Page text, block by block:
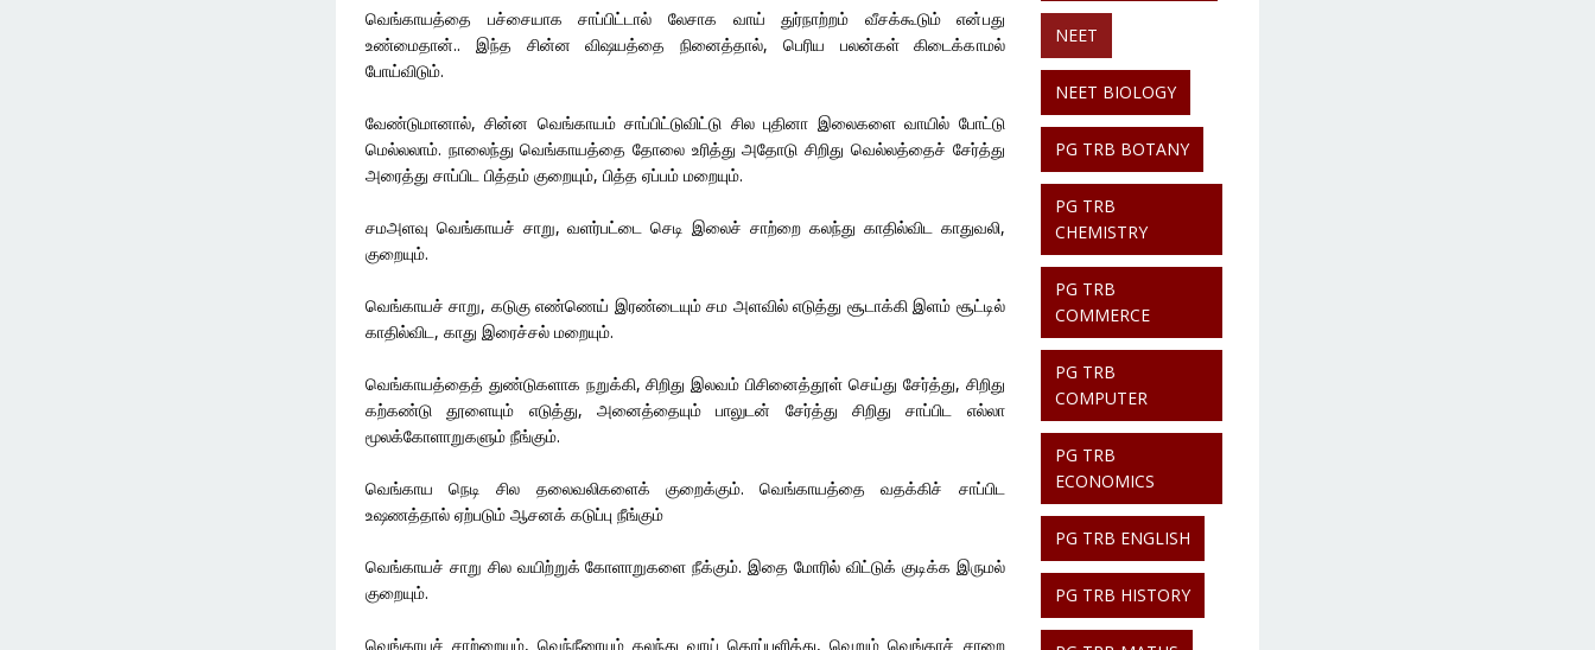
வெங்காயத்தை பச்சையாக சாப்பிட்டால் லேசாக வாய் துர்நாற்றம் வீசக்கூடும் என்பது
உண்மைதான்.. இந்த சின்ன விஷயத்தை நினைத்தால், பெரிய பலன்கள் கிடைக்காமல்
போய்விடும்.
வேண்டுமானால், சின்ன வெங்காயம் சாப்பிட்டுவிட்டு சில புதினா இலைகளை வாயில் போட்டு
மெல்லலாம். நாலைந்து வெங்காயத்தை தோலை உரித்து அதோடு சிறிது வெல்லத்தைச் சேர்த்து
அரைத்து சாப்பிட பித்தம் குறையும், பித்த ஏப்பம் மறையும்.
சமஅளவு வெங்காயச் சாறு, வளர்பட்டை செடி இலைச் சாற்றை கலந்து காதில்விட காதுவலி,
குறையும்.
வெங்காயச் சாறு, கடுகு எண்ணெய் இரண்டையும் சம அளவில் எடுத்து சூடாக்கி இளம் சூட்டில்
காதில்விட, காது இரைச்சல் மறையும்.
வெங்காயத்தைத் துண்டுகளாக நறுக்கி, சிறிது இலவம் பிசினைத்தூள் செய்து சேர்த்து, சிறிது
கற்கண்டு தூளையும் எடுத்து, அனைத்தையும் பாலுடன் சேர்த்து சிறிது சாப்பிட எல்லா
மூலக்கோளாறுகளும் நீங்கும்.
வெங்காய நெடி சில தலைவலிகளைக் குறைக்கும். வெங்காயத்தை வதக்கிச் சாப்பிட
உஷணத்தால் ஏற்படும் ஆசனக் கடுப்பு நீங்கும்
வெங்காயச் சாறு சில வயிற்றுக் கோளாறுகளை நீக்கும். இதை மோரில் விட்டுக் குடிக்க இருமல்
குறையும்.
வெங்காயச் சாற்றையும், வெந்நீரையும் கலந்து வாய் கொப்பளித்து, வெறும் வெங்காச் சாறை
NEET
NEET BIOLOGY
PG TRB BOTANY
PG TRB
CHEMISTRY
PG TRB
COMMERCE
PG TRB
COMPUTER
PG TRB
ECONOMICS
PG TRB ENGLISH
PG TRB HISTORY